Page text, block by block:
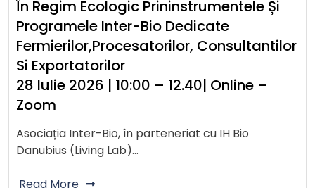
În Regim Ecologic Prininstrumentele Și
Programele Inter-Bio Dedicate
Fermierilor,procesatorilor, Consultantilor
Si Exportatorilor
28 Iulie 2026 | 10:00 – 12.40| Online –
Zoom
Asociația Inter-Bio, în parteneriat cu IH Bio
Danubius (Living Lab)…
Read More